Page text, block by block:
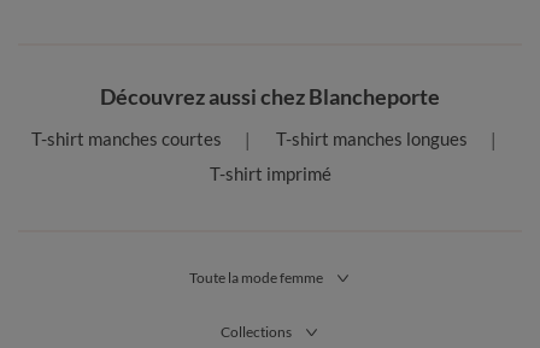
Découvrez aussi chez Blancheporte
T-shirt manches courtes
T-shirt manches longues
T-shirt imprimé
Toute la mode femme
Collections